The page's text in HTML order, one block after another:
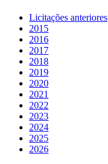
Licitações anteriores
2015
2016
2017
2018
2019
2020
2021
2022
2023
2024
2025
2026